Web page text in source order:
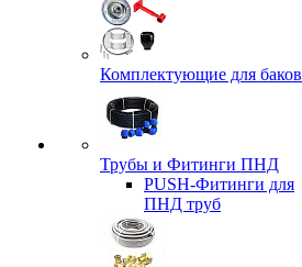
Комплектующие для баков
Трубы и Фитинги ПНД
PUSH-Фитинги для
ПНД труб